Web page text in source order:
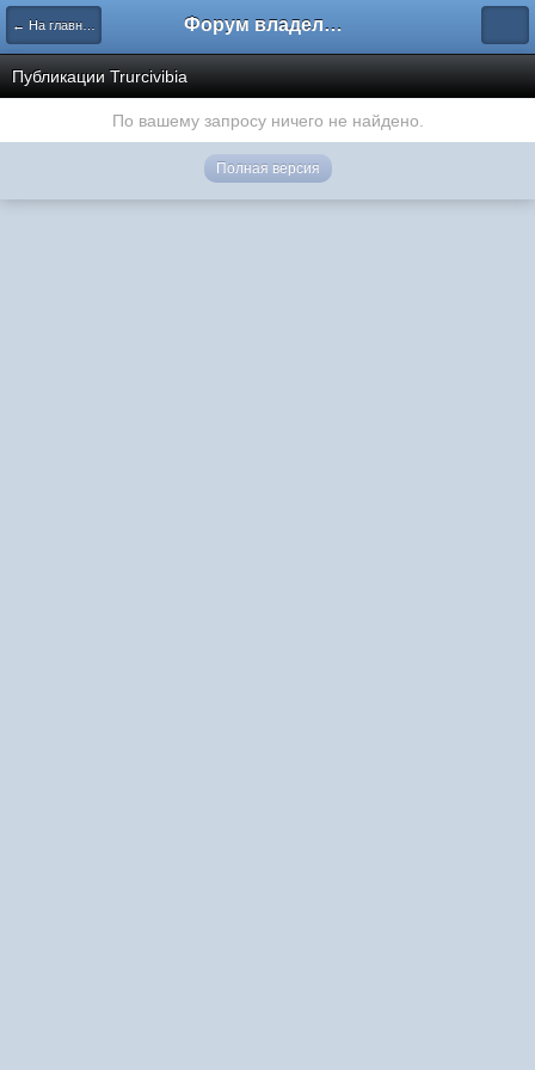
← На главную Форум владельцев интернет-магазинов
Публикации Trurcivibia
По вашему запросу ничего не найдено.
Полная версия